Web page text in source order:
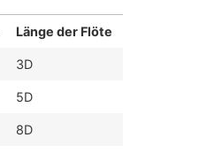
Länge der Flöte
3D
5D
8D